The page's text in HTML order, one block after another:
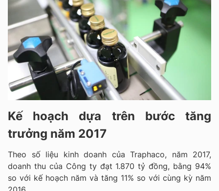
Kế hoạch dựa trên bước tăng
trưởng năm 2017
Theo số liệu kinh doanh của Traphaco, năm 2017,
doanh thu của Công ty đạt 1.870 tỷ đồng, bằng 94%
so với kế hoạch năm và tăng 11% so với cùng kỳ năm